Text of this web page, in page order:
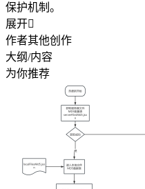
保护机制。
展开
作者其他创作
大纲/内容
为你推荐